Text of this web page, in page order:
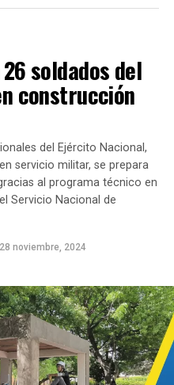
que el animal
públicos, de acuerdo
de la misma normativa.
pirotecnia, se ha creado
por agentes
y carabineros.
preventivas y
y comercialización de
reitera su
y el bienestar
soldados del
construcción
del Ejército Nacional,
servicio militar, se prepara
al programa técnico en
Servicio Nacional de
28 noviembre, 2024